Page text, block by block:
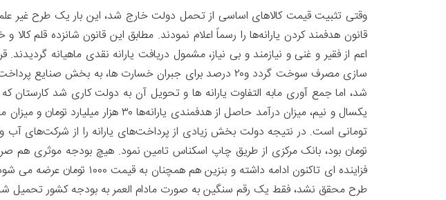
قانون هدفمند کردن یارانه‌ها را رسماً اعلام نمودند. مطابق این قانون شانزده قلم
سازی مصرف سوخت گردد و۲۰ درصد برای جبران خسارت ها، به
تومان بود، بانک مرکزی از طریق چاپ اسکناس تامین نمود. هیچ بودجه
فزاینده ای تاکنون ادامه
طرح محقق نشد، فقط یک رقم سنگین به صورت مادام العمر به بودجه کشور تحمیل